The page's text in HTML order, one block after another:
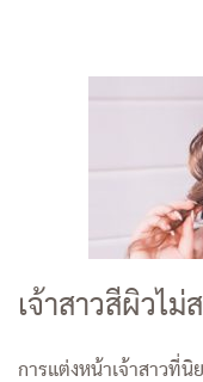
เจ้าสาวสีผิวไม่
การแต่งหน้าเจ้าสาวที่